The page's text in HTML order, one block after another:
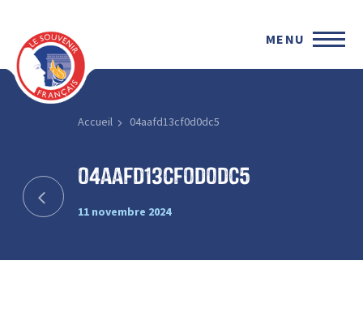
MENU
Accueil 04aafd13cf0d0dc5
04aafd13cf0d0dc5
11 novembre 2024